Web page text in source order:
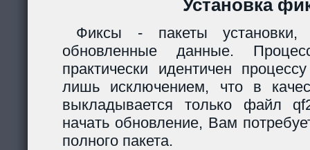
Установка
Фиксы - пакеты установки,
обновленные данные.
практически идентичен
лишь исключением, что в
выкладывается только файл
начать обновление, Вам
полного пакета.